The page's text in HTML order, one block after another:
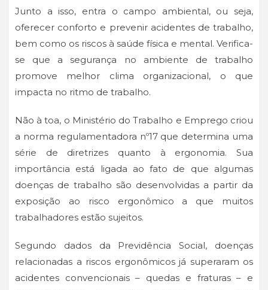
Junto a isso, entra o campo ambiental, ou seja,
oferecer conforto e prevenir acidentes de trabalho,
bem como os riscos à saúde física e mental. Verifica-
se que a segurança no ambiente de trabalho
promove melhor clima organizacional, o que
impacta no ritmo de trabalho.
Não à toa, o Ministério do Trabalho e Emprego criou
a norma regulamentadora nº17 que determina uma
série de diretrizes quanto à ergonomia. Sua
importância está ligada ao fato de que algumas
doenças de trabalho são desenvolvidas a partir da
exposição ao risco ergonômico a que muitos
trabalhadores estão sujeitos.
Segundo dados da Previdência Social, doenças
relacionadas a riscos ergonômicos já superaram os
acidentes convencionais – quedas e fraturas – e